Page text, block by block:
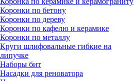
Коронки по бетону
Коронки по дереву
Коронки по кафелю и керамике
Коронки по металлу
Круги шлифовальные гибкие на
липучке
Наборы бит
Насадки для реноватора